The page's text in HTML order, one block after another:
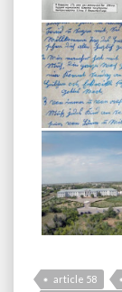
article 58